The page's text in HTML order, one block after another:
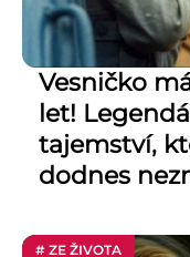
Vesničko
let!
tajemství,
dodnes
# ZE ŽIVOTA